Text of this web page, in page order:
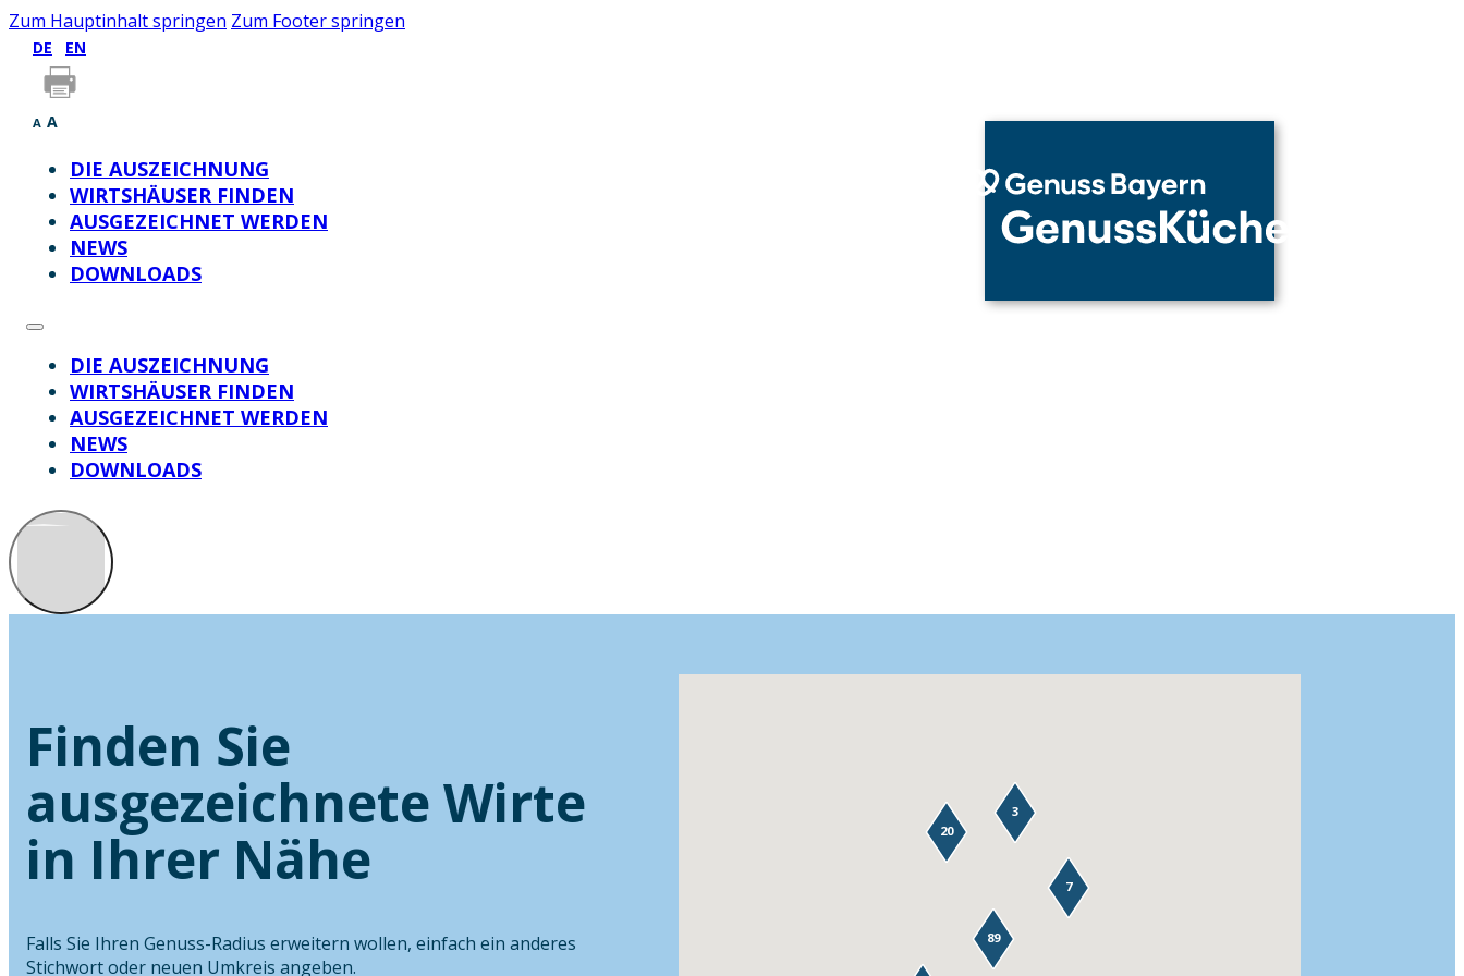
Zum Hauptinhalt springen Zum Footer springen
DE EN
A A
DIE AUSZEICHNUNG
WIRTSHÄUSER FINDEN
AUSGEZEICHNET WERDEN
NEWS
DOWNLOADS
DIE AUSZEICHNUNG
WIRTSHÄUSER FINDEN
AUSGEZEICHNET WERDEN
NEWS
DOWNLOADS
Finden Sie
ausgezeichnete Wirte
in Ihrer Nähe
Falls Sie Ihren Genuss-Radius erweitern wollen, einfach ein anderes
Stichwort oder neuen Umkreis angeben.
89
7
20
3